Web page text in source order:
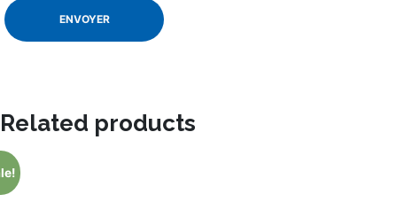
Related products